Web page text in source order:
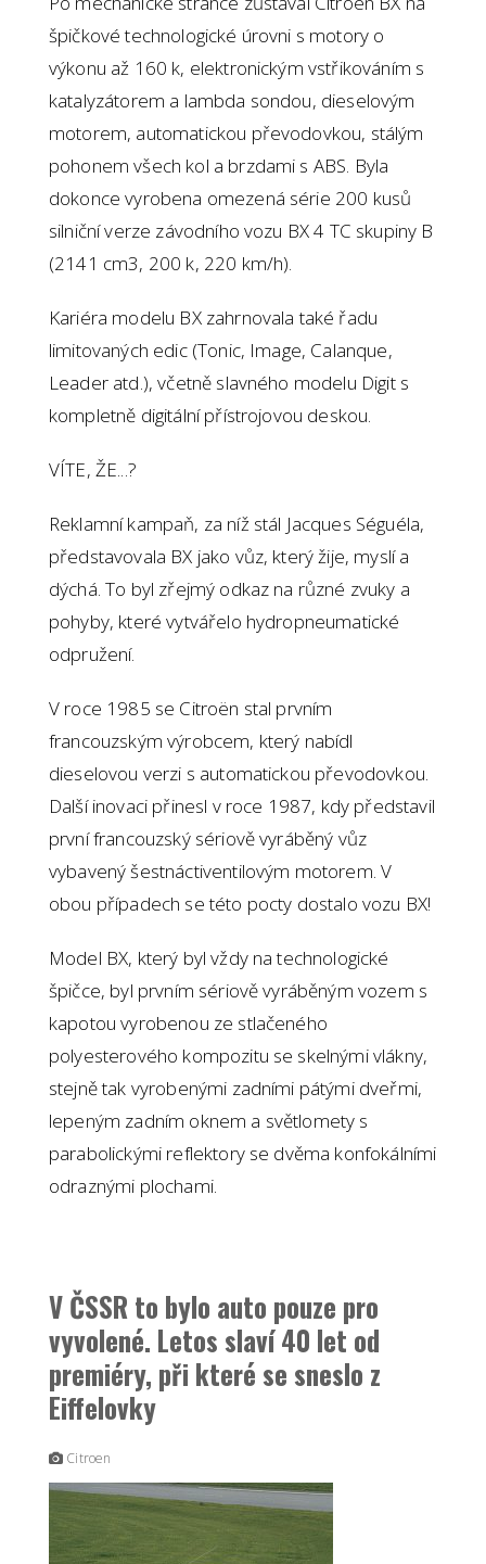
špičkové technologické úrovni s motory o
výkonu až 160 k, elektronickým vstřikováním s
katalyzátorem a lambda sondou, dieselovým
motorem, automatickou převodovkou, stálým
pohonem všech kol a brzdami s ABS. Byla
dokonce vyrobena omezená série 200 kusů
silniční verze závodního vozu BX 4 TC skupiny B
(2141 cm3, 200 k, 220 km/h).
Kariéra modelu BX zahrnovala také řadu
limitovaných edic (Tonic, Image, Calanque,
Leader atd.), včetně slavného modelu Digit s
kompletně digitální přístrojovou deskou.
VÍTE, ŽE...?
Reklamní kampaň, za níž stál Jacques Séguéla,
představovala BX jako vůz, který žije, myslí a
dýchá. To byl zřejmý odkaz na různé zvuky a
pohyby, které vytvářelo hydropneumatické
odpružení.
V roce 1985 se Citroën stal prvním
francouzským výrobcem, který nabídl
dieselovou verzi s automatickou převodovkou.
Další inovaci přinesl v roce 1987, kdy představil
první francouzský sériově vyráběný vůz
vybavený šestnáctiventilovým motorem. V
obou případech se této pocty dostalo vozu BX!
Model BX, který byl vždy na technologické
špičce, byl prvním sériově vyráběným vozem s
kapotou vyrobenou ze stlačeného
polyesterového kompozitu se skelnými vlákny,
stejně tak vyrobenými zadními pátými dveřmi,
lepeným zadním oknem a světlomety s
parabolickými reflektory se dvěma konfokálními
odraznými plochami.
V ČSSR to bylo auto pouze pro
vyvolené. Letos slaví 40 let od
premiéry, při které se sneslo z
Eiffelovky
Citroen